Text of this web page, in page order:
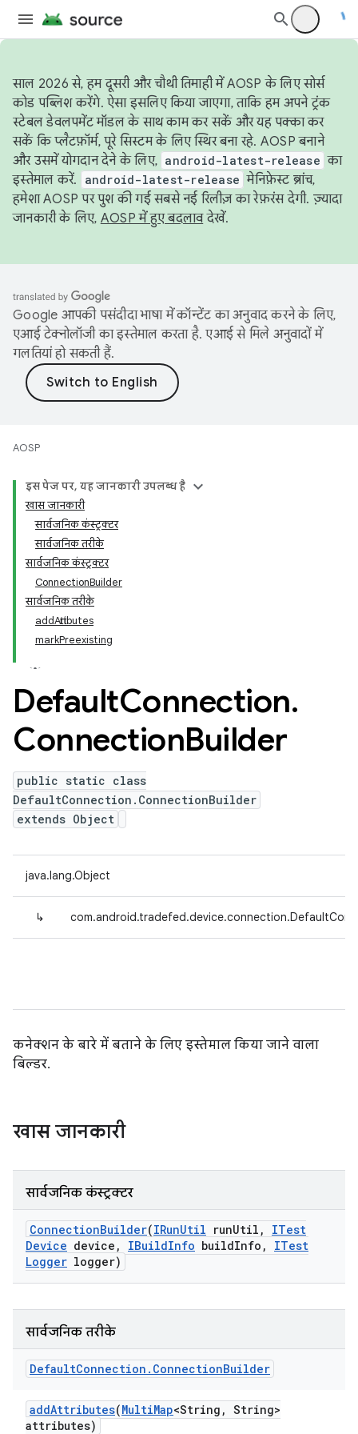
साल 2026 से, हम दूसरी और चौथी तिमाही में AOSP के लिए सोर्स
कोड पब्लिश करेंगे. ऐसा इसलिए किया जाएगा, ताकि हम अपने ट्रंक
स्टेबल डेवलपमेंट मॉडल के साथ काम कर सकें और यह पक्का कर
सकें कि प्लैटफ़ॉर्म, पूरे सिस्टम के लिए स्थिर बना रहे. AOSP बनाने
और उसमें योगदान देने के लिए, android-latest-release का
इस्तेमाल करें.
android-latest-release मेनिफ़ेस्ट ब्रांच,
हमेशा AOSP पर पुश की गई सबसे नई रिलीज़ का रेफ़रंस देगी. ज़्यादा
जानकारी के लिए, AOSP में हुए बदलावदेखें.
Google आपकी पसंदीदा भाषा में कॉन्टेंट का अनुवाद करने के लिए,
एआई टेक्नोलॉजी का इस्तेमाल करता है. एआई से मिले अनुवादों में
गलतियां हो सकती हैं.
AOSP
इस पेज पर, यह जानकारी उपलब्ध है
खास जानकारी
सार्वजनिक कंस्ट्रक्टर
सार्वजनिक तरीके
सार्वजनिक कंस्ट्रक्टर
ConnectionBuilder
सार्वजनिक तरीके
addAttributes
markPreexisting
DefaultConnection.
ConnectionBuilder
public static class
DefaultConnection.ConnectionBuilder
extends Object
java.lang.Object
↳
कनेक्शन के बारे में बताने के लिए इस्तेमाल किया जाने वाला
बिल्डर.
खास जानकारी
सार्वजनिक कंस्ट्रक्टर
ConnectionBuilder(IRunUtil runUtil ,
ITest
Device device , IBuildInfo buildInfo ,
ITest
Logger logger)
सार्वजनिक तरीके
DefaultConnection . ConnectionBuilder
addAttributes(MultiMap<String , String>
attributes)